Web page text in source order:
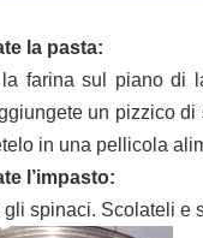
la pasta:
la farina sul piano di
un pizzico
in una pellicola
l’impasto:
gli spinaci. Scolateli e